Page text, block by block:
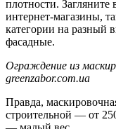
плотности.
интернет-магазины,
категории на разный
фасадные.
Ограждение из
greenzabor.com.ua
Правда,
строительной — от